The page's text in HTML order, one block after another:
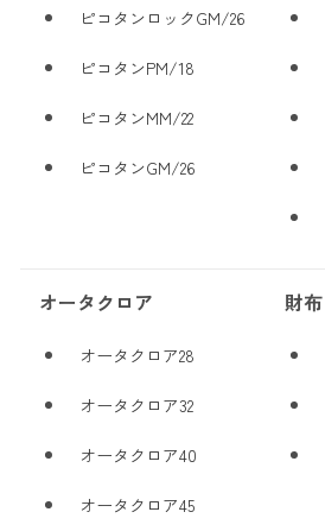
ピコタンロックGM/26
ピコタンPM/18
ピコタンMM/22
ピコタンGM/26
オータクロア
オータクロア28
オータクロア32
オータクロア40
オータクロア45
財布